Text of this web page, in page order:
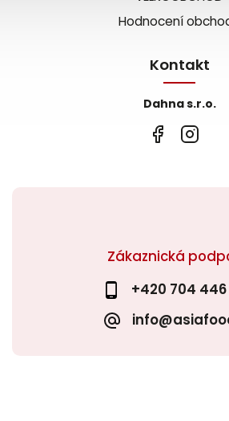
Zákaznická
+420 704
Hodnocení
Kontakt
Dahna s.r.o.